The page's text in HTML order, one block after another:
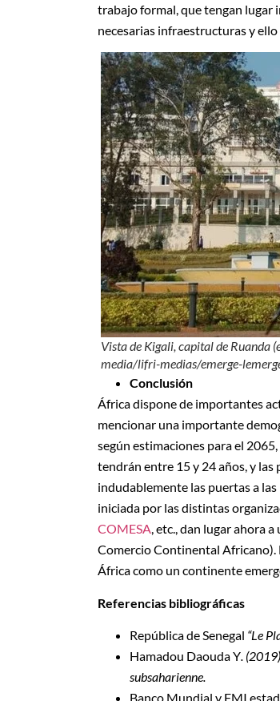
trabajo formal, que tengan lugar
necesarias infraestructuras y
Vista de Kigali, capital de
media/lifri-medias/emerge-
Conclusión
África dispone de importantes
mencionar una importante
según estimaciones para el
tendrán entre 15 y 24 años, y
indudablemente las puertas a
iniciada por las distintas
COMESA, etc., dan lugar ahora
Comercio Continental Africano).
África como un continente
Referencias bibliográficas
República de Senegal “Le
Hamadou Daouda Y.
subsaharienne.
Banco Mundial y FMI